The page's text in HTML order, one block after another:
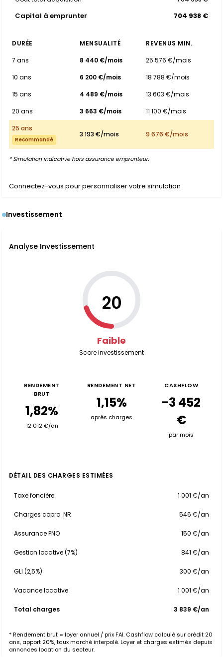
Capital à emprunter 704 938 €
DURÉE MENSUALITÉ
REVENUS MIN.
7 ans
8 440 €/mois
25 576 €/mois
10 ans
6 200 €/mois
18 788 €/mois
15 ans
4 489 €/mois
13 603 €/mois
20 ans
3 663 €/mois
11 100 €/mois
25 ans
Recommandé
3 193 €/mois 9 676 €/mois
* Simulation indicative hors assurance emprunteur.
Connectez-vous pour personnaliser votre simulation
Investissement
Analyse Investissement
20
Faible
Score investissement
RENDEMENT
BRUT
1,82%
12 012 €/an
RENDEMENT NET
1,15%
après charges
CASHFLOW
-3 452
€
par mois
DÉTAIL DES CHARGES ESTIMÉES
Taxe foncière 1 001 €/an
Charges copro. NR 546 €/an
Assurance PNO 150 €/an
Gestion locative (7%) 841 €/an
GLI (2,5%) 300 €/an
Vacance locative 1 001 €/an
Total charges 3 839 €/an
* Rendement brut = loyer annuel / prix FAI. Cashflow calculé sur crédit 20
ans, apport 20%, taux marché interpolé. Loyer et charges estimés depuis
annonces location du secteur.